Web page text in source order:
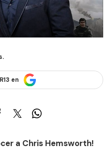
en
a Chris Hemsworth!